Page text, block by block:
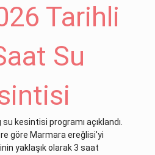
Tarihli
Su
kesintisi programı açıklandı.
göre Marmara ereğlisi'yi
yaklaşık olarak 3 saat